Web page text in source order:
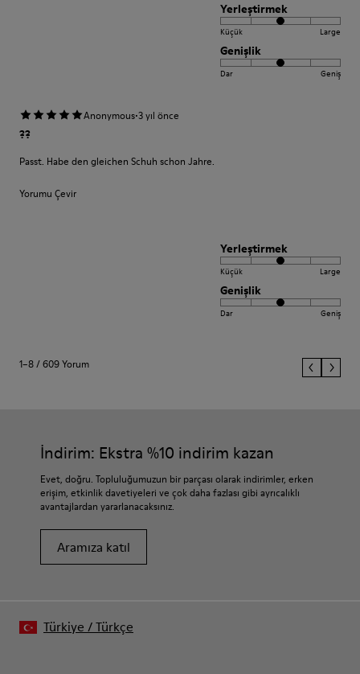
Yerleştirmek
Küçük Large
Genişlik
Dar Geniş
Anonymous·3 yıl önce
??
Passt. Habe den gleichen Schuh schon Jahre.
Yorumu Çevir
Yerleştirmek
Küçük Large
Genişlik
Dar Geniş
1–8 / 609 Yorum
İndirim: Ekstra %10 indirim kazan
Evet, doğru. Topluluğumuzun bir parçası olarak indirimler, erken
erişim, etkinlik davetiyeleri ve çok daha fazlası gibi ayrıcalıklı
avantajlardan yararlanacaksınız.
Aramıza katıl
Türkiye /Türkçe